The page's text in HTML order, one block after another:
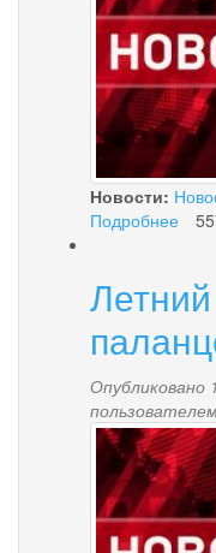
Новости:
Подробнее
и
Опубликовано
news-